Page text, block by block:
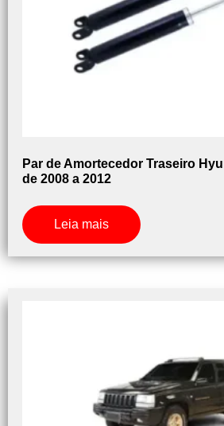
Par de Amortecedor Traseiro
de 2008 a 2012
Leia mais